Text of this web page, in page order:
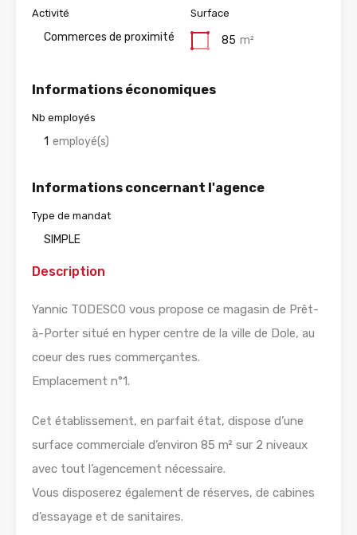
Activité
Commerces de proximité
Surface
85 m²
Informations économiques
Nb employés
1 employé(s)
Informations concernant l'agence
Type de mandat
SIMPLE
Description
Yannic TODESCO vous propose ce magasin de Prêt-
à-Porter situé en hyper centre de la ville de Dole, au
coeur des rues commerçantes.
Emplacement n°1.
Cet établissement, en parfait état, dispose d’une
surface commerciale d’environ 85 m² sur 2 niveaux
avec tout l’agencement nécessaire.
Vous disposerez également de réserves, de cabines
d’essayage et de sanitaires.